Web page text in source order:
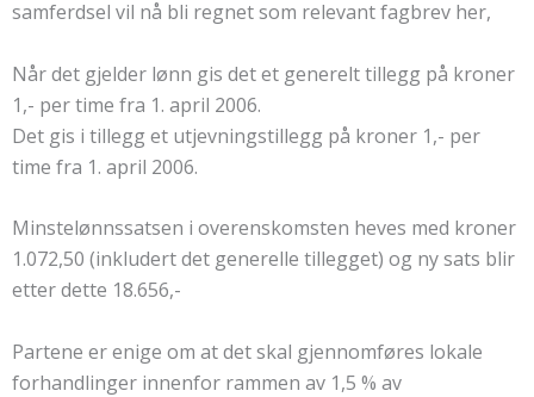
samferdsel vil nå bli regnet som relevant fagbrev her,
Når det gjelder lønn gis det et generelt tillegg på kroner
1,- per time fra 1. april 2006.
Det gis i tillegg et utjevningstillegg på kroner 1,- per
time fra 1. april 2006.
Minstelønnssatsen i overenskomsten heves med kroner
1.072,50 (inkludert det generelle tillegget) og ny sats blir
etter dette 18.656,-
Partene er enige om at det skal gjennomføres lokale
forhandlinger innenfor rammen av 1,5 % av